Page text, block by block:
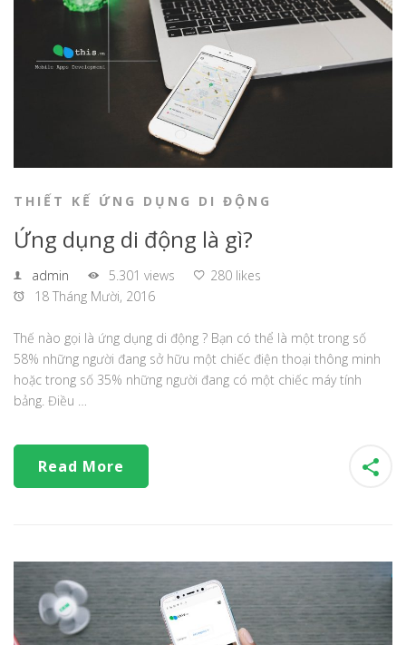
THIẾT KẾ ỨNG DỤNG DI ĐỘNG
Ứng dụng di động là gì?
admin 5.301 views
280 likes
18 Tháng Mười, 2016
Thế nào gọi là ứng dụng di động ? Bạn có thể là một trong số
58% những người đang sở hữu một chiếc điện thoại thông minh
hoặc trong số 35% những người đang có một chiếc máy tính
bảng. Điều …
Read More